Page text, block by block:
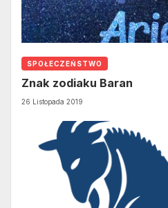
SPOŁECZEŃSTWO
Znak zodiaku Baran
26 Listopada 2019